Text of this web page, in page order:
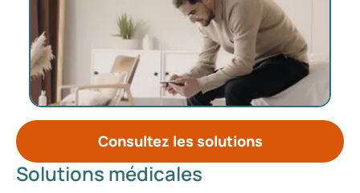
Consultez les solutions
Solutions médicales